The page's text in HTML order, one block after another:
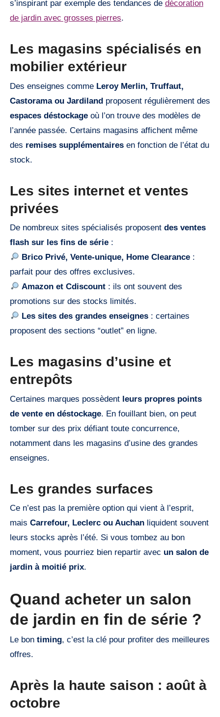
s’inspirant par exemple des tendances de décoration
de jardin avec grosses pierres.
Les magasins spécialisés en
mobilier extérieur
Des enseignes comme Leroy Merlin, Truffaut,
Castorama ou Jardiland proposent régulièrement des
espaces déstockage où l’on trouve des modèles de
l’année passée. Certains magasins affichent même
des remises supplémentaires en fonction de l’état du
stock.
Les sites internet et ventes
privées
De nombreux sites spécialisés proposent des ventes
flash sur les fins de série :
Brico Privé, Vente-unique, Home Clearance :
parfait pour des offres exclusives.
Amazon et Cdiscount : ils ont souvent des
promotions sur des stocks limités.
Les sites des grandes enseignes : certaines
proposent des sections “outlet” en ligne.
Les magasins d’usine et
entrepôts
Certaines marques possèdent leurs propres points
de vente en déstockage. En fouillant bien, on peut
tomber sur des prix défiant toute concurrence,
notamment dans les magasins d’usine des grandes
enseignes.
Les grandes surfaces
Ce n’est pas la première option qui vient à l’esprit,
mais Carrefour, Leclerc ou Auchan liquident souvent
leurs stocks après l’été. Si vous tombez au bon
moment, vous pourriez bien repartir avec un salon de
jardin à moitié prix.
Quand acheter un salon
de jardin en fin de série ?
Le bon timing, c’est la clé pour profiter des meilleures
offres.
Après la haute saison : août à
octobre